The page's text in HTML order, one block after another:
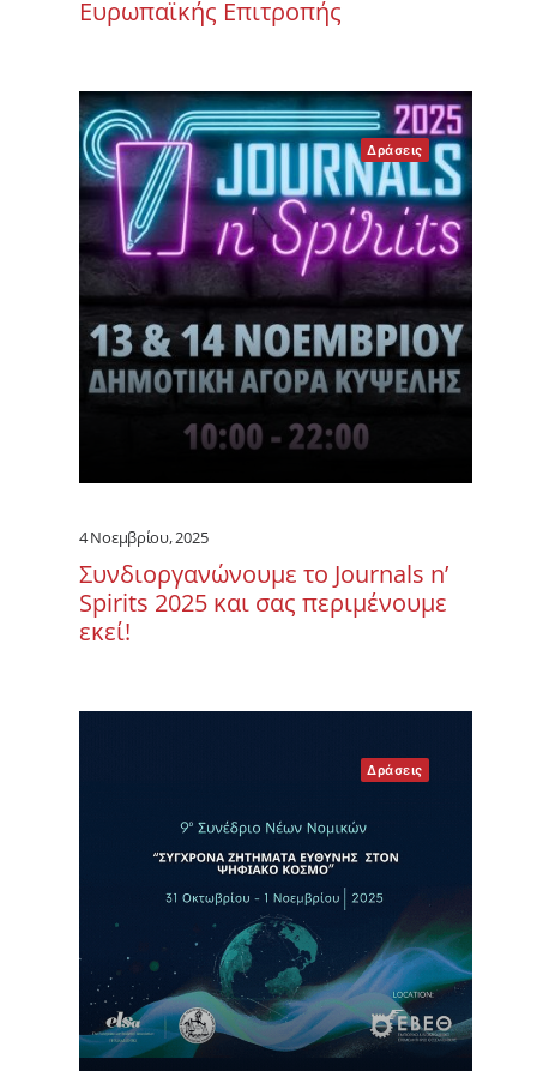
Ευρωπαϊκής Επιτροπής
Δράσεις
4 Νοεμβρίου, 2025
Συνδιοργανώνουμε το Journals n’
Spirits 2025 και σας περιμένουμε
εκεί!
Δράσεις